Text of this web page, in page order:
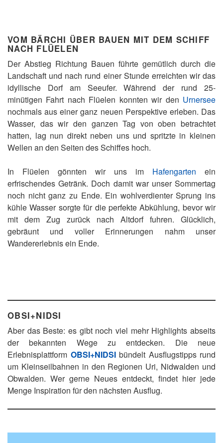
VOM BÄRCHI ÜBER BAUEN MIT DEM SCHIFF
NACH FLÜELEN
Der Abstieg Richtung Bauen führte gemütlich durch die
Landschaft und nach rund einer Stunde erreichten wir das
idyllische Dorf am Seeufer. Während der rund 25-
minütigen Fahrt nach Flüelen konnten wir den Urnersee
nochmals aus einer ganz neuen Perspektive erleben. Das
Wasser, das wir den ganzen Tag von oben betrachtet
hatten, lag nun direkt neben uns und spritzte in kleinen
Wellen an den Seiten des Schiffes hoch.
In Flüelen gönnten wir uns im Hafengarten ein
erfrischendes Getränk. Doch damit war unser Sommertag
noch nicht ganz zu Ende. Ein wohlverdienter Sprung ins
kühle Wasser sorgte für die perfekte Abkühlung, bevor wir
mit dem Zug zurück nach Altdorf fuhren. Glücklich,
gebräunt und voller Erinnerungen nahm unser
Wandererlebnis ein Ende.
OBSI+NIDSI
Aber das Beste: es gibt noch viel mehr Highlights abseits
der bekannten Wege zu entdecken. Die neue
Erlebnisplattform OBSI+NIDSIbündelt Ausflugstipps rund
um Kleinseilbahnen in den Regionen Uri, Nidwalden und
Obwalden. Wer gerne Neues entdeckt, findet hier jede
Menge Inspiration für den nächsten Ausflug.